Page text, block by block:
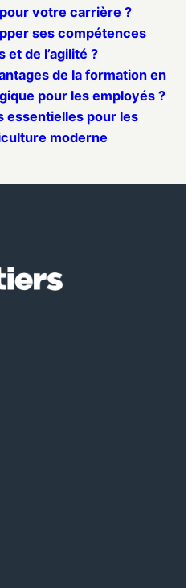
votre carrière ?
ses compétences
et de l’agilité ?
de la formation en
pour les employés ?
essentielles pour les
moderne